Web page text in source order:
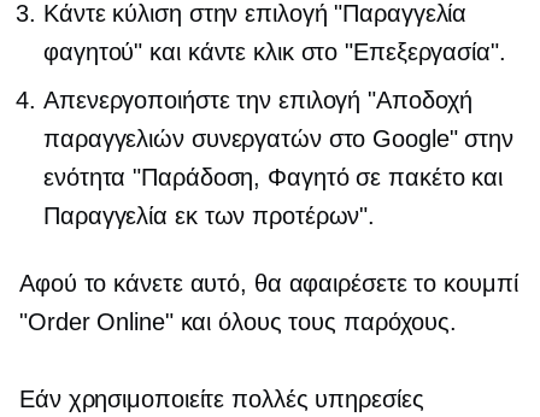
Κάντε κύλιση στην επιλογή "Παραγγελία
φαγητού" και κάντε κλικ στο "Επεξεργασία".
Απενεργοποιήστε την επιλογή "Αποδοχή
παραγγελιών συνεργατών στο Google" στην
ενότητα "Παράδοση, Φαγητό σε πακέτο και
Παραγγελία εκ των προτέρων".
Αφού το κάνετε αυτό, θα αφαιρέσετε το κουμπί
"Order Online" και όλους τους παρόχους.
Εάν χρησιμοποιείτε πολλές υπηρεσίες